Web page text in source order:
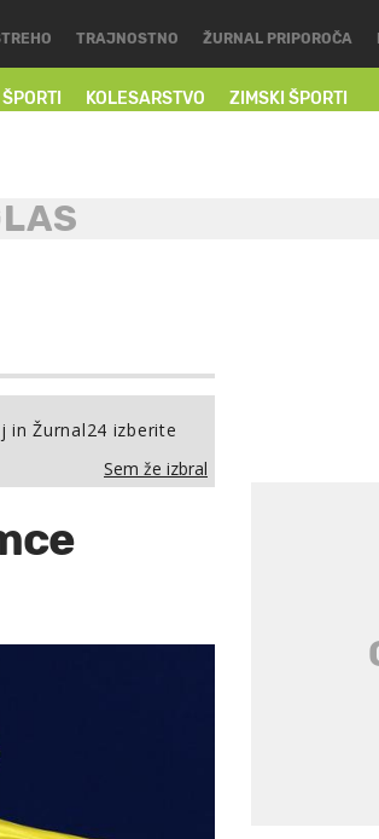
KOLESARSTVO ZIMSKI ŠPORTI
TRAJNOSTNO ŽURNAL PRIPOROČA
in Žurnal24 izberite
Sem že izbral